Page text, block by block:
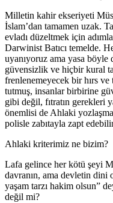
Milletin kahir ekseriyeti
İslam’dan tamamen uzak.
evladı düzeltmek için
Darwinist Batıcı temelde.
uyanıyoruz ama yasa
güvensizlik ve hiçbir kural
frenlenemeyecek bir hırs
tutmuş, insanlar birbirine
gibi değil, fıtratın gerekleri
önemlisi de Ahlaki
polisle zabıtayla zapt
Ahlaki kriterimiz ne bizim?
Lafa gelince her kötü şeyi
davranın, ama devletin dini
yaşam tarzı hakim olsun”
değil mi?